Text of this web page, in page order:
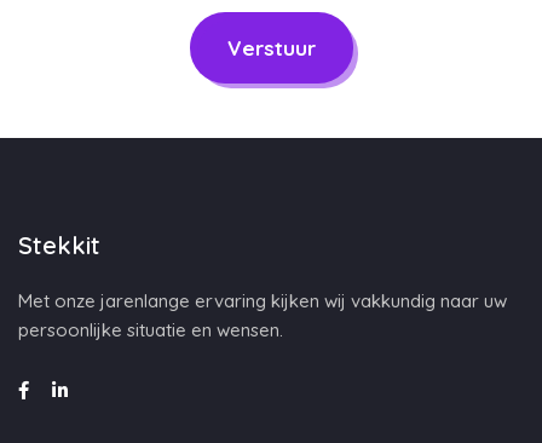
Verstuur
Stekkit
Met onze jarenlange ervaring kijken wij vakkundig naar uw
persoonlijke situatie en wensen.